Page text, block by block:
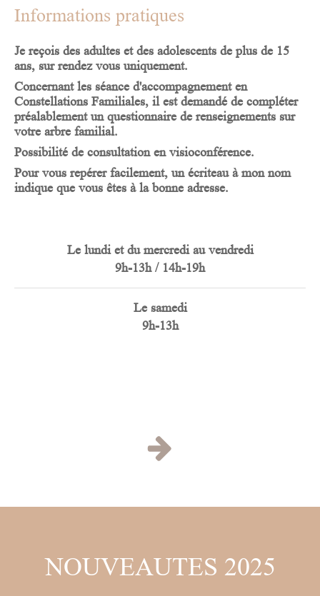
Informations pratiques
Je reçois des adultes et des adolescents de plus de 15
ans, sur rendez vous uniquement.
Concernant les séance d'accompagnement en
Constellations Familiales, il est demandé de compléter
préalablement un questionnaire de renseignements sur
votre arbre familial.
Possibilité de consultation en visioconférence.
Pour vous repérer facilement, un écriteau à mon nom
indique que vous êtes à la bonne adresse.
Le lundiet du mercrediau vendredi
9h-13h / 14h-19h
Le samedi
9h-13h
NOUVEAUTES 2025